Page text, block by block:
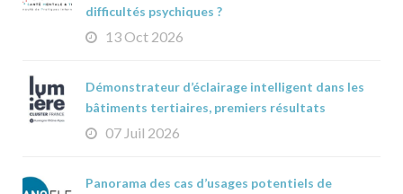
difficultés psychiques ?
13 Oct 2026
Démonstrateur d’éclairage intelligent dans les
bâtiments tertiaires, premiers résultats
07 Juil 2026
Panorama des cas d’usages potentiels de